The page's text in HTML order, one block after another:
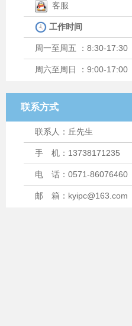
客服
工作时间
周一至周五 ：8:30-17:30
周六至周日 ：9:00-17:00
联系方式
联系人：丘先生
手 机：13738171235
电 话：0571-86076460
邮 箱：kyipc@163.com